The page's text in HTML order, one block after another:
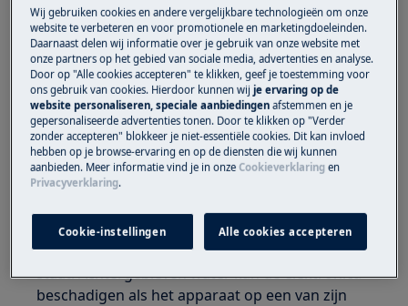
WAARSCHUWING!VERSTIKKINGSGEVAAR
Kleine onderdelen niet geschikt voor kinderen
onder de 3 jaar. Houd alle kleine onderdelen en
verpakkingen buiten bereik van kinderen.
Alleen volwassenen zouden het product moeten
gebruiken of installeren.
Schakel de watertoevoer naar het apparaat uit
voordat u enig onderhoud uitvoert. Zorg dat het
apparaat altijd volledig leeg is. Onderhoud moet
worden uitgevoerd terwijl het apparaat rechtop
staat. Achtergebleven water kan de elektronica
beschadigen als het apparaat op een van zijn
Wij gebruiken cookies en andere vergelijkbare technologieën om onze
website te verbeteren en voor promotionele en marketingdoeleinden.
Daarnaast delen wij informatie over je gebruik van onze website met
onze partners op het gebied van sociale media, advertenties en analyse.
Door op "Alle cookies accepteren" te klikken, geef je toestemming voor
ons gebruik van cookies. Hierdoor kunnen wij je ervaring op de
website personaliseren, speciale aanbiedingen afstemmen en je
gepersonaliseerde advertenties tonen. Door te klikken op "Verder
zonder accepteren" blokkeer je niet-essentiële cookies. Dit kan invloed
hebben op je browse-ervaring en op de diensten die wij kunnen
aanbieden. Meer informatie vind je in onze Cookieverklaring en
Privacyverklaring.
Cookie-instellingen Alle cookies accepteren